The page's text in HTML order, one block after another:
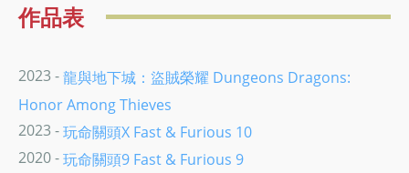
作品表
2023 -龍與地下城：盜賊榮耀 Dungeons Dragons:
Honor Among Thieves
2023 -玩命關頭X Fast & Furious 10
2020 -玩命關頭9 Fast & Furious 9